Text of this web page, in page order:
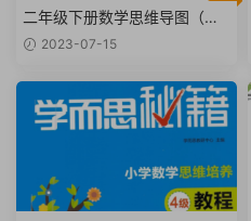
二年级下册数学思维导图（人
教版）【9页PDF文档】
2023-07-15